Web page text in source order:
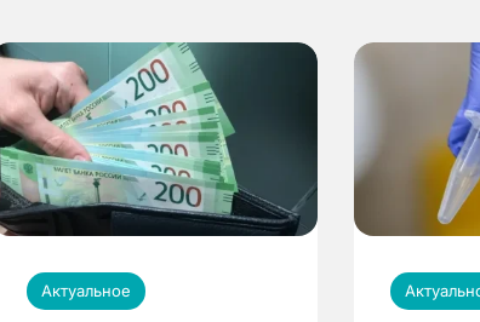
Актуальное